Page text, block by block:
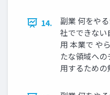
14.
副業 何をや
社でできな
用 本業で や
たな領域へ
用するため